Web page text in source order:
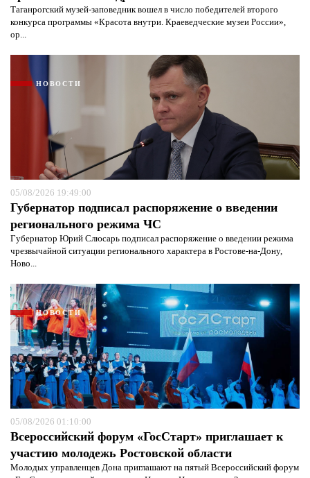
Таганрогский музей-заповедник вошел в число победителей второго
конкурса программы «Красота внутри. Краеведческие музеи России»,
ор...
НОВОСТИ
05/08/2026 19:49:00
Губернатор подписал распоряжение о введении
регионального режима ЧС
Губернатор Юрий Слюсарь подписал распоряжение о введении режима
чрезвычайной ситуации регионального характера в Ростове-на-Дону,
Ново...
НОВОСТИ
05/08/2026 01:10:00
Всероссийский форум «ГосСтарт» приглашает к
участию молодежь Ростовской области
Молодых управленцев Дона приглашают на пятый Всероссийский форум